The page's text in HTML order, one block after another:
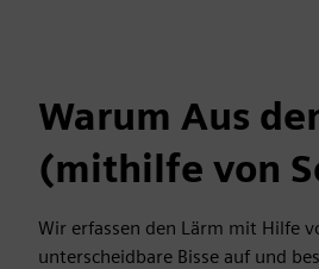
Warum Aus
(mithilfe von
Wir erfassen den Lärm mit Hilfe
unterscheidbare Bisse auf und